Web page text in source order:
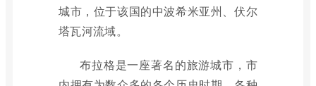
城市，位于该国的中波希米亚州、伏尔
塔瓦河流域。
布拉格是一座著名的旅游城市，市